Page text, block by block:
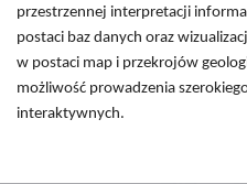
przestrzennej interpretacji
postaci baz danych oraz
w postaci map i przekrojów
możliwość prowadzenia
interaktywnych.